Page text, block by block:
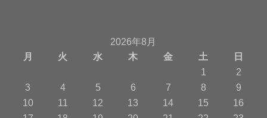
2026年8月
月
火 水 木 金 土
日
1
2
3
4 5 6 7 8
9
10
11 12 13 14 15
16